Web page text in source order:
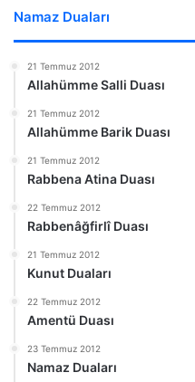
Namaz Duaları
21 Temmuz 2012
Allahümme Salli Duası
21 Temmuz 2012
Allahümme Barik Duası
21 Temmuz 2012
Rabbena Atina Duası
22 Temmuz 2012
Rabbenâğfirlî Duası
21 Temmuz 2012
Kunut Duaları
22 Temmuz 2012
Amentü Duası
23 Temmuz 2012
Namaz Duaları